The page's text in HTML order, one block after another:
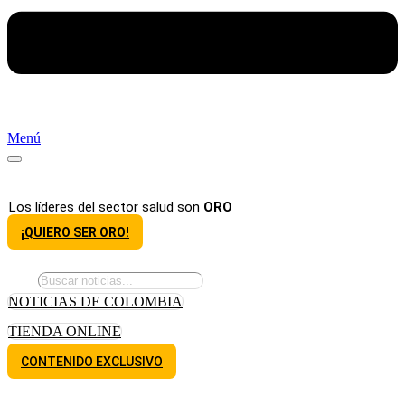
Menú
Los líderes del sector salud son ORO
¡QUIERO SER ORO!
NOTICIAS DE COLOMBIA
TIENDA ONLINE
CONTENIDO EXCLUSIVO